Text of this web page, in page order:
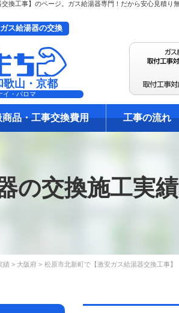
ガス給湯器の交換
歌山・京都
イ・パロマ
商品・工事交換費用 工事の流れ
の交換施工実績
績 大阪府 松原市北新町で【激安ガス給湯器交換工事】